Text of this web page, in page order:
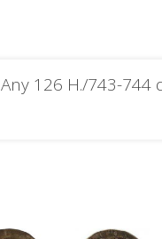
Any 126 H./743-744